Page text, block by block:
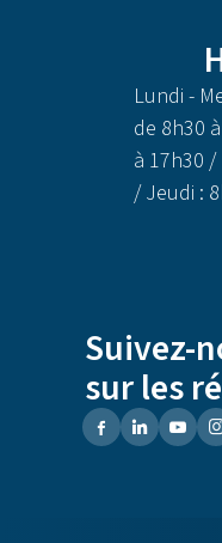
Lundi -
de 8h30
à 17h30 /
/ Jeudi :
Suivez-
sur les